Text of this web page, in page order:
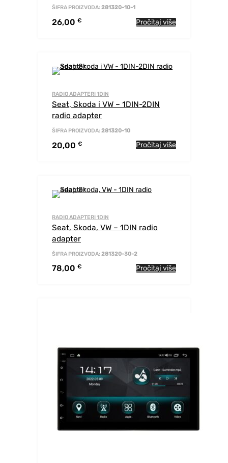
ŠIFRA PROIZVODA: 281320-10-1
26,00 € Pročitaj više
RADIO ADAPTERI 1DIN
Seat, Skoda i VW – 1DIN-2DIN
radio adapter
ŠIFRA PROIZVODA: 281320-10
20,00 € Pročitaj više
RADIO ADAPTERI 1DIN
Seat, Skoda, VW – 1DIN radio
adapter
ŠIFRA PROIZVODA: 281320-30-2
78,00 € Pročitaj više